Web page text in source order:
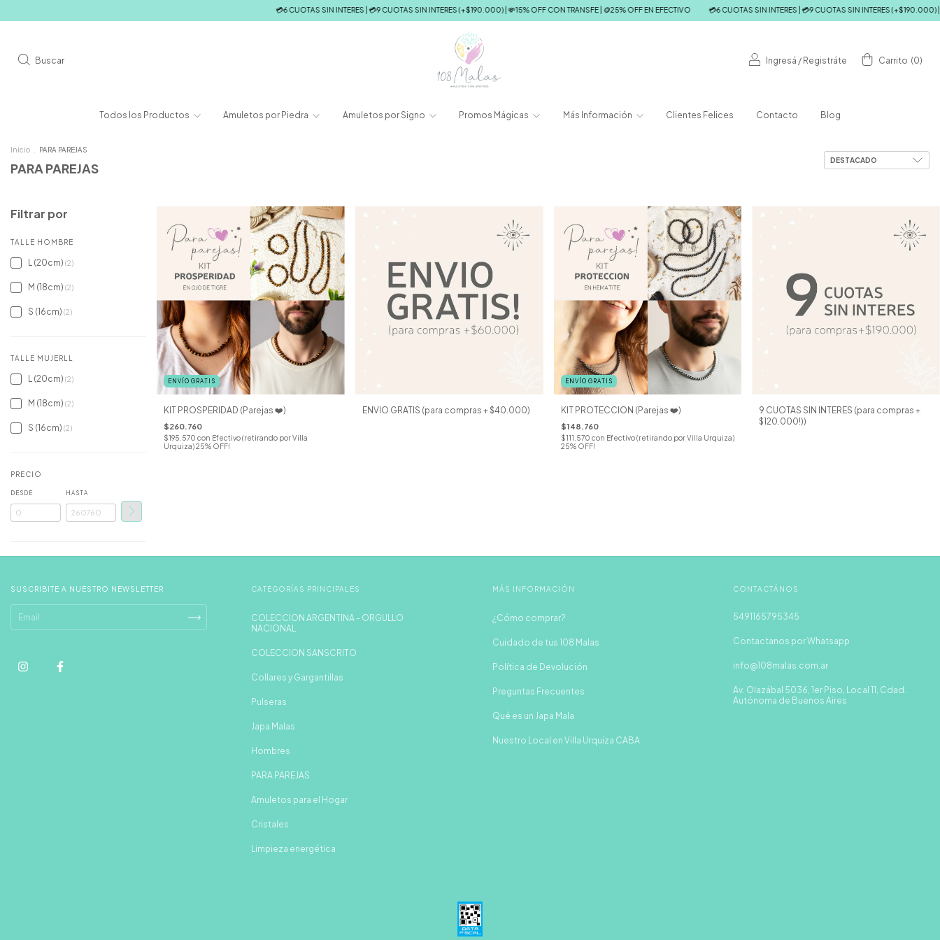
💳6 CUOTAS SIN INTERES | 💳9 CUOTAS SIN INTERES (+$190.000) | 💸15% OFF CON TRANSFE | 🪙25% OFF EN EFECTIVO 💳6 CUOTAS SIN INTERES | 💳9 CUOTAS SIN INTERES (+$190.000) |
Buscar Ingresá / Registráte Carrito (0)
Todos los Productos Amuletos por Piedra Amuletos por Signo Promos Mágicas Más Información Clientes Felices Contacto Blog
Inicio PARA PAREJAS
PARA PAREJAS
Filtrar por
TALLE HOMBRE
L (20cm) (2)
M (18cm) (2)
S (16cm) (2)
TALLE MUJERLL
L (20cm) (2)
M (18cm) (2)
S (16cm) (2)
PRECIO
DESDE HASTA
ENVÍO GRATIS
KIT PROSPERIDAD (Parejas ❤️)
$260.760
$195.570 con Efectivo (retirando por Villa
Urquiza) 25% OFF!
ENVIO GRATIS (para compras + $40.000)
ENVÍO GRATIS
KIT PROTECCION (Parejas ❤️)
$148.760
$111.570 con Efectivo (retirando por Villa Urquiza)
25% OFF!
9 CUOTAS SIN INTERES (para compras +
$120.000!))
SUSCRIBITE A NUESTRO NEWSLETTER CATEGORÍAS PRINCIPALES
COLECCION ARGENTINA - ORGULLO
NACIONAL
COLECCION SANSCRITO
Collares y Gargantillas
Pulseras
Japa Malas
Hombres
PARA PAREJAS
Amuletos para el Hogar
Cristales
Limpieza energética
MÁS INFORMACIÓN
¿Cómo comprar?
Cuidado de tus 108 Malas
Política de Devolución
Preguntas Frecuentes
Qué es un Japa Mala
Nuestro Local en Villa Urquiza CABA
CONTACTÁNOS
5491165795345
Contactanos por Whatsapp
info@108malas.com.ar
Av. Olazábal 5036, 1er Piso, Local 11, Cdad.
Autónoma de Buenos Aires